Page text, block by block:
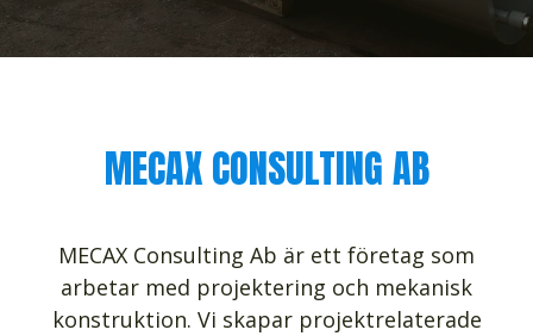
MECAX CONSULTING AB
MECAX Consulting Ab är ett företag som
arbetar med projektering och mekanisk
konstruktion. Vi skapar projektrelaterade